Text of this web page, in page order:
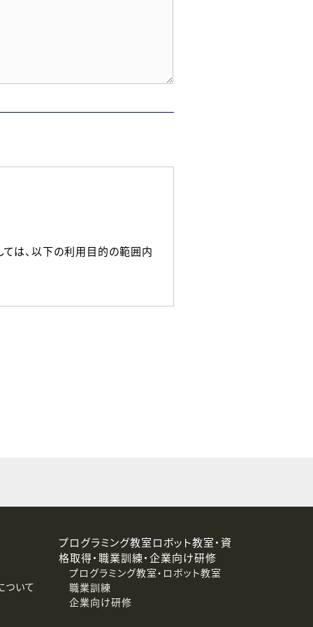
ては、以下の利用目的の範囲内
および第三者への提供停止）
ついて
プログラミング教室ロボット教室・資
格取得・職業訓練・企業向け研修
プログラミング教室・ロボット教室
職業訓練
企業向け研修